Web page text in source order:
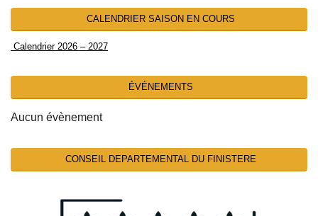
CALENDRIER SAISON EN COURS
Calendrier 2026 – 2027
ÉVÉNEMENTS
Aucun évènement
CONSEIL DEPARTEMENTAL DU FINISTERE